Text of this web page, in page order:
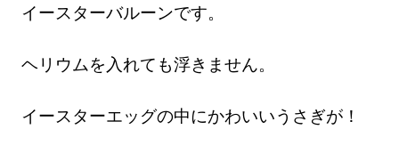
イースターバルーンです。
ヘリウムを入れても浮きません。
イースターエッグの中にかわいいうさぎが！